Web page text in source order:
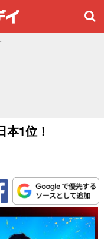
1位！